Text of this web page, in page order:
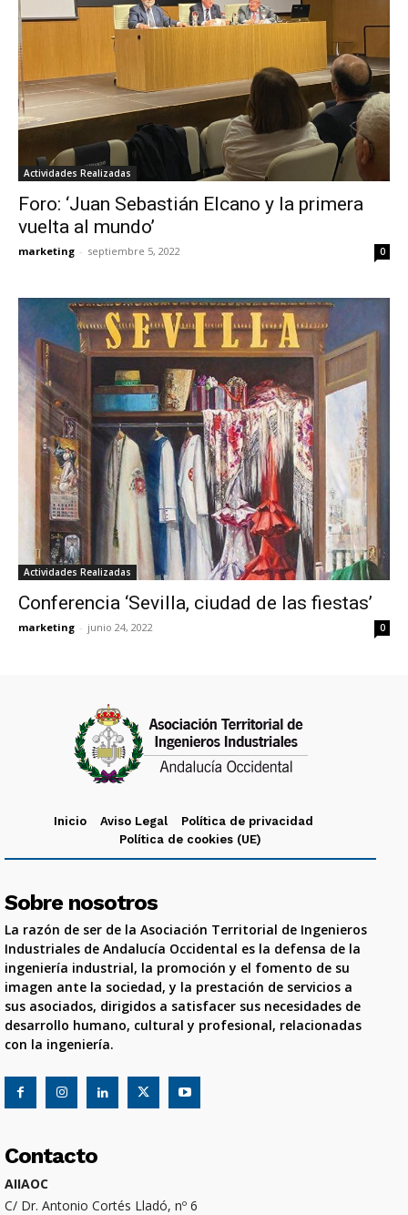
Actividades Realizadas
Foro: ‘Juan Sebastián Elcano y la primera
vuelta al mundo’
marketing - septiembre 5, 2022 0
Actividades Realizadas
Conferencia ‘Sevilla, ciudad de las fiestas’
marketing - junio 24, 2022 0
Inicio Aviso Legal
Política de privacidad
Política de cookies (UE)
Sobre nosotros
La razón de ser de la Asociación Territorial de Ingenieros
Industriales de Andalucía Occidental es la defensa de la
ingeniería industrial, la promoción y el fomento de su
imagen ante la sociedad, y la prestación de servicios a
sus asociados, dirigidos a satisfacer sus necesidades de
desarrollo humano, cultural y profesional, relacionadas
con la ingeniería.
Contacto
AIIAOC
C/ Dr. Antonio Cortés Lladó, nº 6